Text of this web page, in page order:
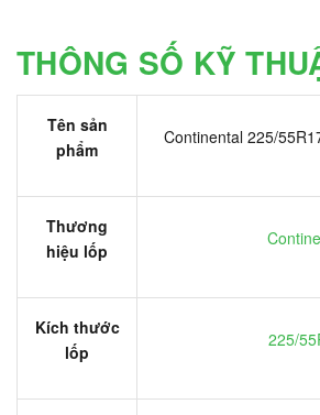
THÔNG SỐ KỸ
Tên sản
phẩm
Continental 225/
Thương
hiệu lốp
Kích thước
lốp
225/